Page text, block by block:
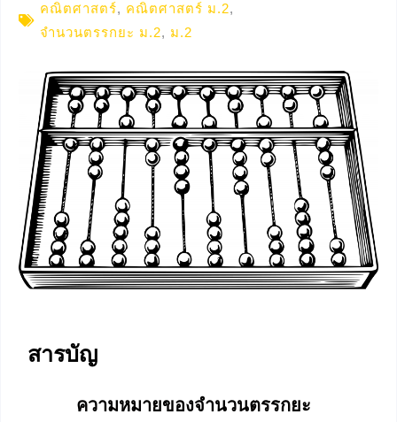
คณิตศาสตร์, คณิตศาสตร์ ม.2,
จำนวนตรรกยะ ม.2, ม.2
สารบัญ
ความหมายของจำนวนตรรกยะ